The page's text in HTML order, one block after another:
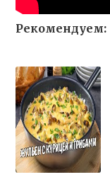
Рекомендуем: